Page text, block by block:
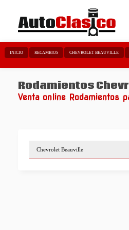
INICIO RECAMBIOS CHEVROLET BEAUVILLE
Rodamientos
Venta online Rodamientos